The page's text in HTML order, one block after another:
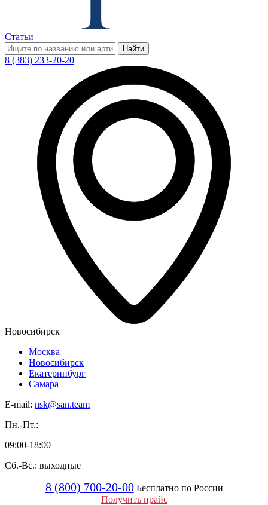
Статьи
Найти
8 (383) 233-20-20
Новосибирск
Москва
Новосибирск
Екатеринбург
Самара
E-mail: nsk@san.team
Пн.-Пт.:
09:00-18:00
Сб.-Вс.: выходные
8 (800) 700-20-00 Бесплатно по России
Получить прайс